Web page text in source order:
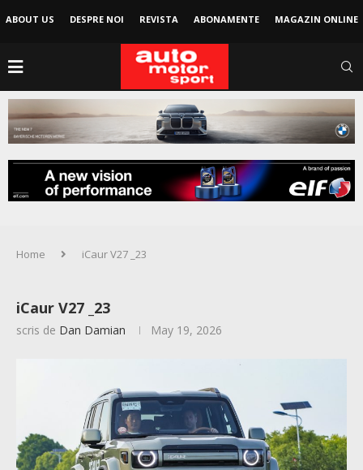
ABOUT US DESPRE NOI REVISTA ABONAMENTE MAGAZIN ONLINE
Home iCaur V27 _23
iCaur V27 _23
scris de Dan Damian May 19, 2026